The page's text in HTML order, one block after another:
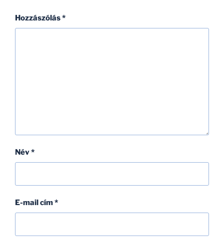
Hozzászólás*
Név*
E-mail cím*